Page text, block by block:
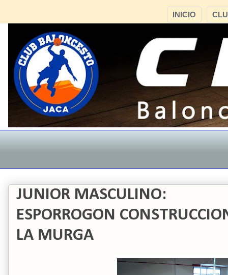
INICIO
JUNIOR MASCULINO:
ESPORROGON
LA MURGA